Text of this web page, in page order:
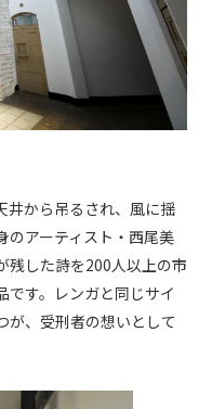
井から吊るされ、風に揺
のアーティスト・西尾美
残した詩を200人以上の市
です。レンガと同じサイ
が、受刑者の想いとして